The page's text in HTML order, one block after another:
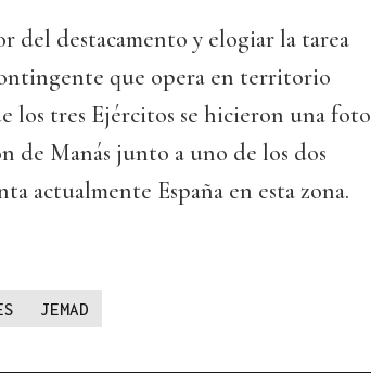
del destacamento y elogiar la tarea
que opera en territorio
los tres Ejércitos se hicieron una foto
de Manás junto a uno de los dos
actualmente España en esta zona.
JEMAD